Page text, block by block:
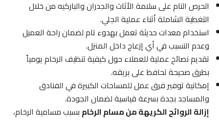
الحرص التام على سلامة الأثاث والجدران والباركيه من خلال
التغطية الشاملة أثناء عملية الجلي.
استخدام معدات حديثة تعمل بهدوء تام لضمان راحة العميل
وعدم التسبب في أي إزعاج داخل المنزل.
تقديم نصائح عملية للعملاء حول كيفية تنظيف الرخام يومياً
بطرق صحيحة تحافظ على بريقه.
إمكانية توفير فرق عمل للمساحات الكبيرة في الفنادق
والمساجد بجدة بسرعة قياسية لضمان الجودة.
إزالة الروائح الكريهة من مسام الرخامبسبب مسامية الرخام،